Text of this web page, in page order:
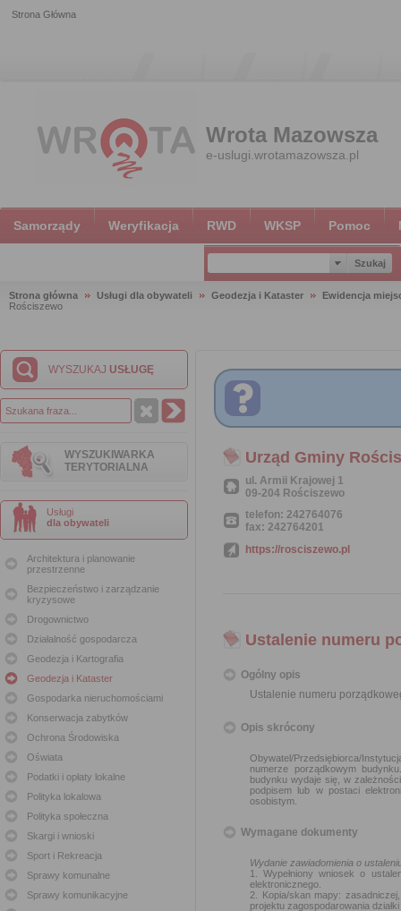
Strona Główna
Wrota Mazowsza
e-uslugi.wrotamazowsza.pl
Samorządy Weryfikacja RWD WKSP Pomoc
Strona główna Usługi dla obywateli Geodezja i Kataster
Ewidencja
Rościszewo
WYSZUKAJ USŁUGĘ
WYSZUKIWARKA
TERYTORIALNA
Usługi
dla obywateli
Architektura i planowanie
przestrzenne
Bezpieczeństwo i zarządzanie
kryzysowe
Drogownictwo
Działalność gospodarcza
Geodezja i Kartografia
Geodezja i Kataster
Gospodarka nieruchomościami
Konserwacja zabytków
Ochrona Środowiska
Oświata
Podatki i opłaty lokalne
Polityka lokalowa
Polityka społeczna
Skargi i wnioski
Sport i Rekreacja
Sprawy komunalne
Sprawy komunikacyjne
Urząd Gminy
ul. Armii Krajowej 1
09-204 Rościszewo
telefon: 242764076
fax: 242764201
https://rosciszewo.pl
Ustalenie numeru
Ogólny opis
Ustalenie numeru
Opis skrócony
Obywatel/Przedsiębiorca/
numerze porządkowym
budynku wydaje się, w
podpisem lub w postaci
osobistym.
Wymagane dokumenty
Wydanie zawiadomienia o
1. Wypełniony wniosek o
elektronicznego.
2. Kopia/skan mapy:
projektu zagospodarowania